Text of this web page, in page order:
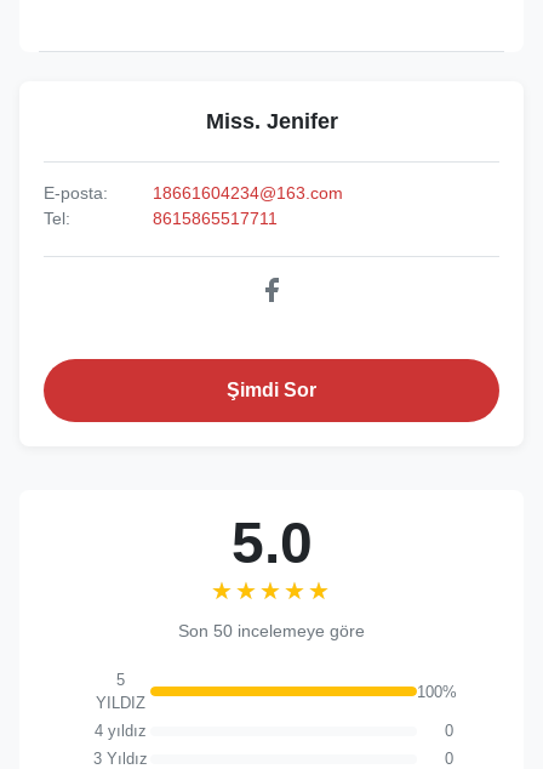
Miss. Jenifer
E-posta:
18661604234@163.com
Tel:
8615865517711
Şimdi Sor
5.0
★★★★★
★★★★★
Son 50 incelemeye göre
5
YILDIZ
100%
4 yıldız
0
3 Yıldız
0